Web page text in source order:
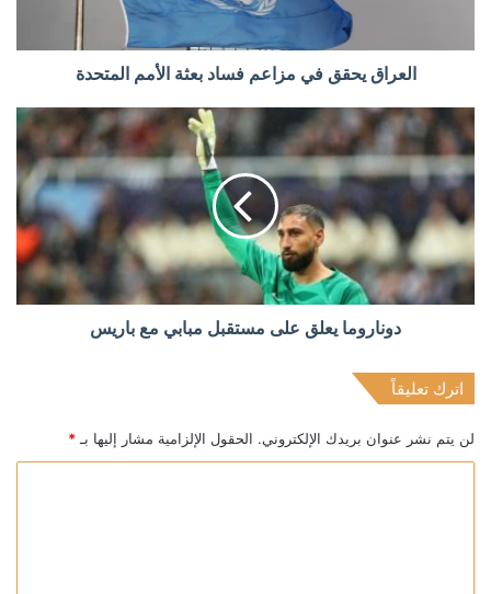
العراق يحقق في مزاعم فساد بعثة الأمم المتحدة
دوناروما يعلق على مستقبل مبابي مع باريس
اترك تعليقاً
لن يتم نشر عنوان بريدك الإلكتروني. الحقول الإلزامية مشار إليها بـ *